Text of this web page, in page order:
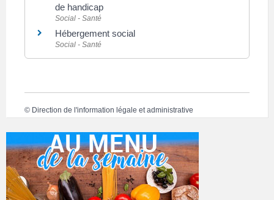
de handicap
Social - Santé
Hébergement social
Social - Santé
© Direction de l'information légale et administrative